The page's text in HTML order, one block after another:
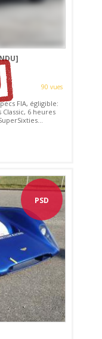
90 vues
FIA, égligible:
Classic, 6 heures
PSD